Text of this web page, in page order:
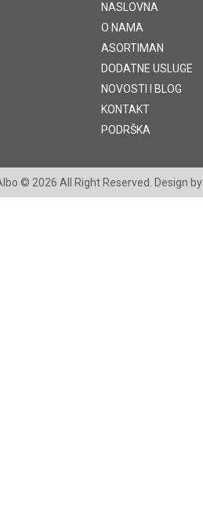
NASLOVNA
O NAMA
ASORTIMAN
DODATNE USLUGE
NOVOSTI I BLOG
KONTAKT
PODRŠKA
© 2026 All Right Reserved. Design by